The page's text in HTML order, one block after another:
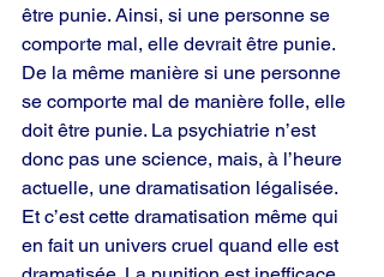
être punie. Ainsi, si une personne se
comporte mal, elle devrait être punie.
De la même manière si une personne
se comporte mal de manière folle, elle
doit être punie. La psychiatrie n’est
donc pas une science, mais, à l’heure
actuelle, une dramatisation légalisée.
Et c’est cette dramatisation même qui
en fait un univers cruel quand elle est